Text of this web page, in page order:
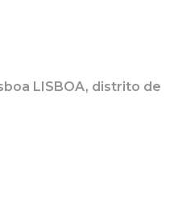
LISBOA, distrito de